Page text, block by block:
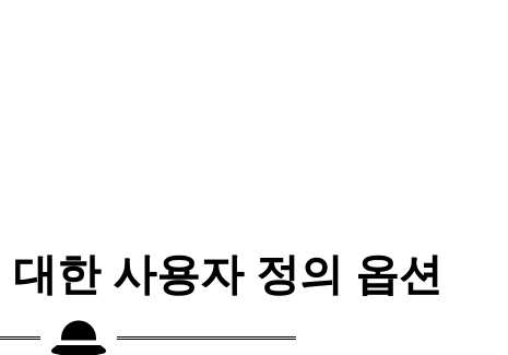
한 사용자 정의 옵션